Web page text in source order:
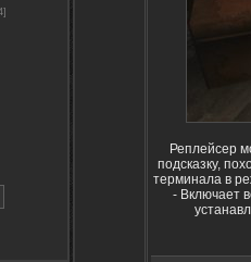
Реплейсер
подсказку,
терминала в
- Включает